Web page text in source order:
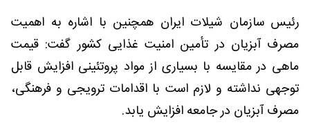
رئیس سازمان شیلات ایران همچنین با اشاره به اهمیت
مصرف آبزیان در تأمین امنیت غذایی کشور گفت: قیمت
ماهی در مقایسه با بسیاری از مواد پروتئینی افزایش قابل
توجهی نداشته و لازم است با اقدامات ترویجی و فرهنگی،
مصرف آبزیان در جامعه افزایش یابد.